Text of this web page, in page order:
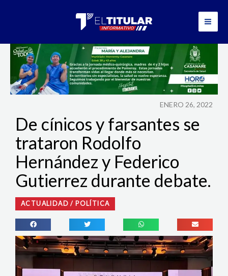
ENERO 26, 2022
De cínicos y farsantes se
trataron Rodolfo
Hernández y Federico
Gutierrez durante debate.
ACTUALIDAD / POLÍTICA